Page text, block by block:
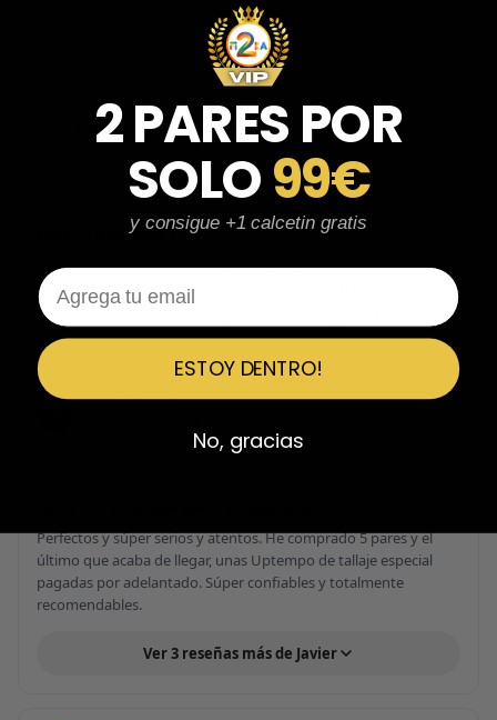
parecen de marcas verdaderas. Entrega súper rápida, embalaje
perfecto y con el detalle de los calcetines contentísima. Sin duda
Fernando Aranda Morales
★
ESPECTACULARES
Total control del pedido, te avisan si hay algún problema con el
modelo elegido, empaquetado perfecto con caja original y
embolsado, zapas de altísima calidad y acabados top. Air Max y
Travis Scott espectaculares. Recomendable 100%.
Javier Victorio
Perfectos y súper serios y atentos. He comprado 5 pares y el
último que acaba de llegar, unas Uptempo de tallaje especial
pagadas por adelantado. Súper confiables y totalmente
recomendables.
Ver 3 reseñas más de Javier
2 PARES POR
SOLO99€
y consigue +1 calcetin gratis
Email
ESTOY DENTRO!
No, gracias